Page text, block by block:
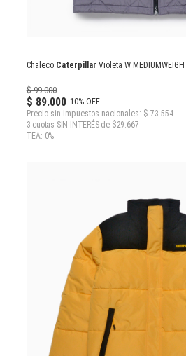
Chaleco Caterpillar Violeta W
$ 99.000
$ 89.000 10% OFF
Precio sin impuestos nacionales: $ 73.554
3 cuotas SIN INTERÉS de $29.667
TEA: 0%